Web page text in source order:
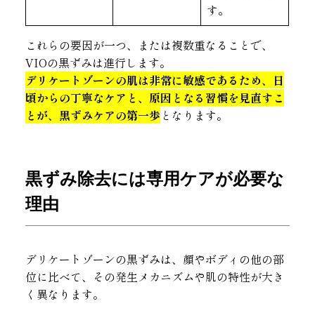
す。
これらの要因が一つ、または複数重なることで、
VIOの黒ずみは進行します。
デリケートゾーンの肌は非常に敏感であるため、日
頃からの丁寧なケアと、原因となる習慣を見直すこ
とが、黒ずみケアの第一歩 となります。
黒ずみ除去には専用ケアが必要な
理由
デリケートゾーンの黒ずみは、顔やボディの他の部
位に比べて、その発生メカニズムや肌の特性が大き
く異なります。